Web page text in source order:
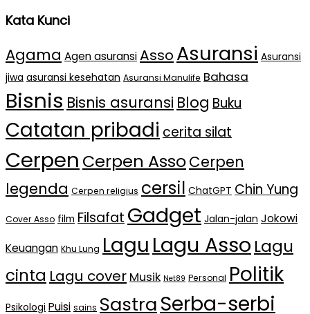
Kata Kunci
Agama Agen asuransiAsso Asuransi Asuransi
jiwa asuransi kesehatan Asuransi Manulife Bahasa
Bisnis Bisnis asuransi Blog Buku
Catatan pribadi cerita silat
Cerpen Cerpen AssoCerpen
legenda Cerpen religius cersil ChatGPT Chin Yung
Cover Asso film Filsafat Gadget Jalan-jalan Jokowi
Keuangan Khu Lung Lagu Lagu Asso Lagu
cinta Lagu cover Musik Net89 Personal Politik
Psikologi Puisi sains SastraSerba-serbi